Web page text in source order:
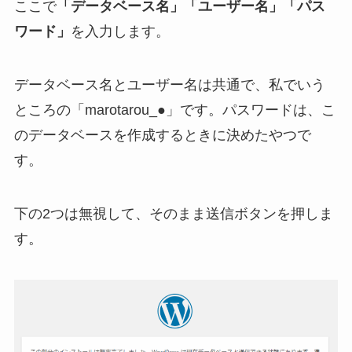
ここで「データベース名」「ユーザー名」「パス
ワード」 を入力します。
データベース名とユーザー名は共通で、私でいう
ところの「marotarou_●」です。パスワードは、こ
のデータベースを作成するときに決めたやつで
す。
下の2つは無視して、そのまま送信ボタンを押しま
す。